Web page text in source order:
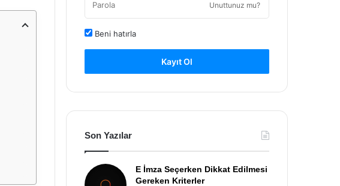
Unuttunuz mu?
Beni hatırla
Kayıt Ol
Son Yazılar
E İmza Seçerken Dikkat Edilmesi
Gereken Kriterler